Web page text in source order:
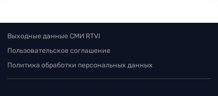
Выходные данные СМИ RTVI
Пользовательское соглашение
Политика обработки персональных данных